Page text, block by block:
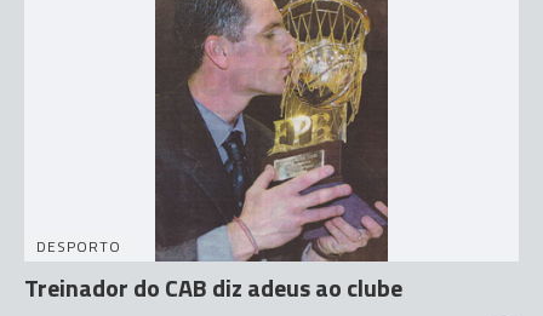
DESPORTO
Treinador do CAB diz adeus ao clube